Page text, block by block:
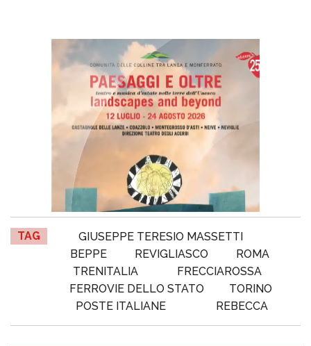
TAG
GIUSEPPE TERESIO MASSETTI
BEPPE
REVIGLIASCO
ROMA
TRENITALIA
FRECCIAROSSA
FERROVIE DELLO STATO
TORINO
POSTE ITALIANE
REBECCA